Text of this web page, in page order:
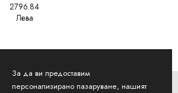
2796.84
Лева
За да ви предоставим
персонализирано пазаруване, нашият